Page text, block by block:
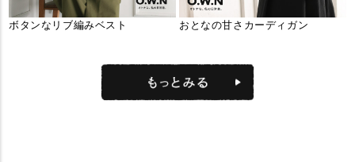
ボタンなリブ編みベスト おとなの甘さカーディガン